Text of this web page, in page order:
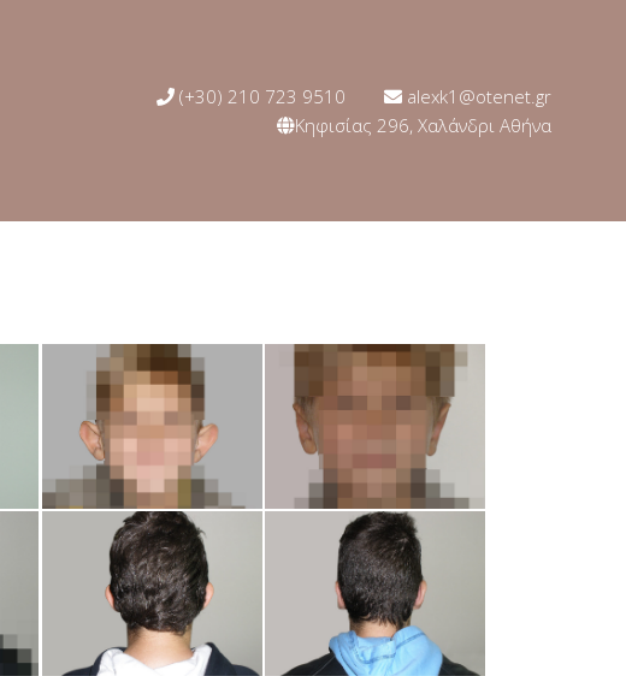
(+30) 210 723 9510
alexk1@otenet.gr
Κηφισίας 296, Χαλάνδρι Αθήνα